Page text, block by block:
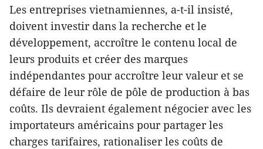
Les entreprises vietnamiennes, a-t-il insisté,
doivent investir dans la recherche et le
développement, accroître le contenu local de
leurs produits et créer des marques
indépendantes pour accroître leur valeur et se
défaire de leur rôle de pôle de production à bas
coûts. Ils devraient également négocier avec les
importateurs américains pour partager les
charges tarifaires, rationaliser les coûts de